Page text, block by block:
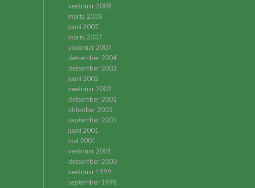
veebruar 2009
märts 2008
juuni 2007
märts 2007
veebruar 2007
detsember 2004
detsember 2002
juuni 2002
veebruar 2002
detsember 2001
oktoober 2001
september 2001
juuni 2001
mai 2001
veebruar 2001
detsember 2000
veebruar 1999
september 1998